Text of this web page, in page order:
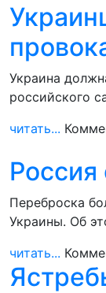
Украина
российского
читать...
Переброска
Украины. Об
читать...